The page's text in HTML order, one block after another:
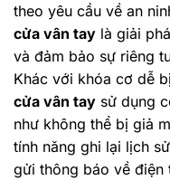
theo yêu cầu về an
cửa vân tay là giải
và đảm bảo sự riêng
Khác với khóa cơ dễ
cửa vân tay sử dụng
như không thể bị giả
tính năng ghi lại lịch
gửi thông báo về điện